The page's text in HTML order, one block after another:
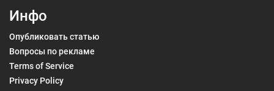
Инфо
Опубликовать статью
Вопросы по рекламе
Terms of Service
Privacy Policy